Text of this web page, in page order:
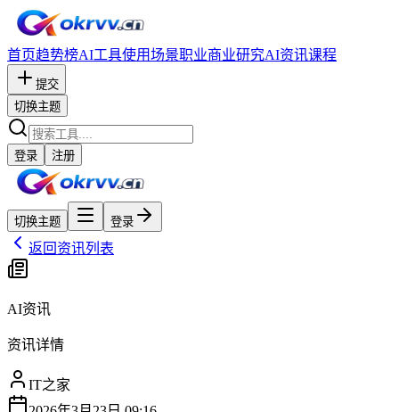
首页趋势榜AI工具使用场景职业商业研究AI资讯课程
提交
切换主题
登录 注册
切换主题 登录
返回资讯列表
AI资讯
资讯详情
IT之家